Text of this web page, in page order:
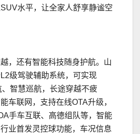
水平，让全家人舒享静谧空
，还有智能科技随身护航。山
级驾驶辅助系统，可实现
智慧巡航，长途穿越不疲
车联网，支持在线OTA升级，
手车互联、高德组队等，智能
业首发灵控球功能，车况信息